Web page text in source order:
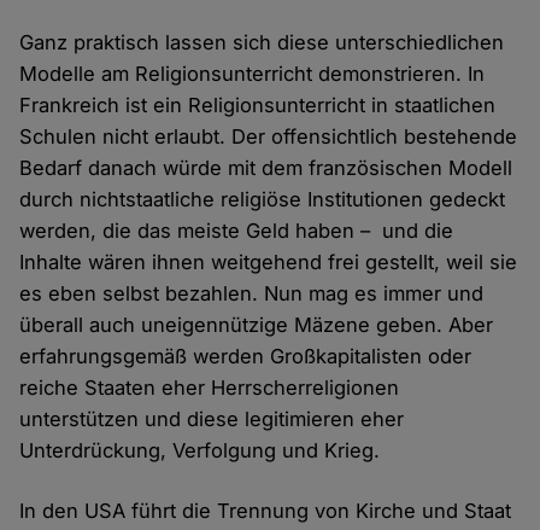
Ganz praktisch lassen sich diese unterschiedlichen
Modelle am Religionsunterricht demonstrieren. In
Frankreich ist ein Religionsunterricht in staatlichen
Schulen nicht erlaubt. Der offensichtlich bestehende
Bedarf danach würde mit dem französischen Modell
durch nichtstaatliche religiöse Institutionen gedeckt
werden, die das meiste Geld haben – und die
Inhalte wären ihnen weitgehend frei gestellt, weil sie
es eben selbst bezahlen. Nun mag es immer und
überall auch uneigennützige Mäzene geben. Aber
erfahrungsgemäß werden Großkapitalisten oder
reiche Staaten eher Herrscherreligionen
unterstützen und diese legitimieren eher
Unterdrückung, Verfolgung und Krieg.
In den USA führt die Trennung von Kirche und Staat